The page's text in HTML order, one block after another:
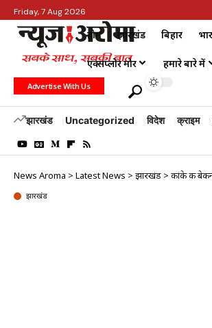
Friday, 7 Aug 2026
होम झारखंड बिहार
एक्सप्लोर मोर हमारे बारे में
Advertise With Us
झारखंड Uncategorized विदेश क्राइम
News Aroma > Latest News > झारखंड > कांके की बेकन फैक्ट्री के
झारखंड